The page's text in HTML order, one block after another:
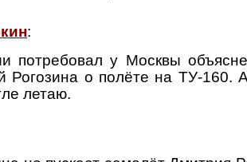
:
у Москвы
Рогозина о полёте на ТУ-160.
летаю.